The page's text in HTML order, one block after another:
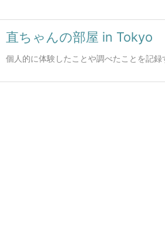
直ちゃんの部屋 in Tokyo
個人的に体験したことや調べたことを記録